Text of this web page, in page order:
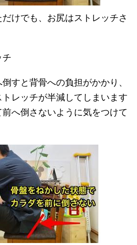
けでも、お尻はストレッチさ
チ
すと背骨への負担がかかり、
レッチが半減してしまいます
へ倒さないように気をつけて